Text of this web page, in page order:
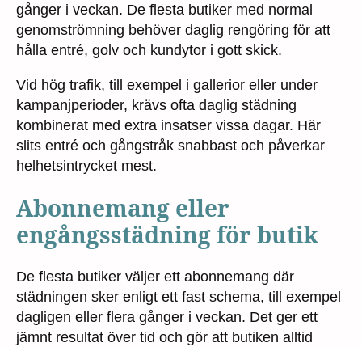
gånger i veckan. De flesta butiker med normal
genomströmning behöver daglig rengöring för att
hålla entré, golv och kundytor i gott skick.
Vid hög trafik, till exempel i gallerior eller under
kampanjperioder, krävs ofta daglig städning
kombinerat med extra insatser vissa dagar. Här
slits entré och gångstråk snabbast och påverkar
helhetsintrycket mest.
Abonnemang eller
engångsstädning för butik
De flesta butiker väljer ett abonnemang där
städningen sker enligt ett fast schema, till exempel
dagligen eller flera gånger i veckan. Det ger ett
jämnt resultat över tid och gör att butiken alltid